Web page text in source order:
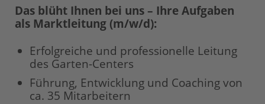
Das blüht Ihnen bei uns – Ihre Aufgaben
als Marktleitung (m/w/d):
Erfolgreiche und professionelle Leitung
des Garten-Centers
Führung, Entwicklung und Coaching von
ca. 35 Mitarbeitern